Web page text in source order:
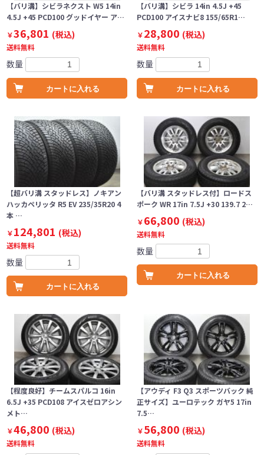
【バリ溝】シビラネクスト W5 14in
4.5J +45 PCD100 グッドイヤー ア…
￥36,801 (税込)
送料無料
数量
カートに入れる
【バリ溝】シビラ 14in 4.5J +45
PCD100 アイスナビ8 155/65R1…
￥28,800 (税込)
送料無料
数量
カートに入れる
【超バリ溝 スタッドレス】ノキアン
ハッカペリッタ R5 EV 235/35R20 4
本 …
￥124,801 (税込)
送料無料
数量
カートに入れる
【バリ溝 スタッドレス付】ロードス
ポーク WR 17in 7.5J +30 139.7 2…
￥66,800 (税込)
送料無料
数量
カートに入れる
【程度良好】チームスパルコ 16in
6.5J +35 PCD108 アイスゼロアシン
メト…
￥46,800 (税込)
送料無料
【アウディ F3 Q3 スポーツバック 純
正サイズ】ユーロテック ガヤ5 17in
7.5…
￥56,800 (税込)
送料無料